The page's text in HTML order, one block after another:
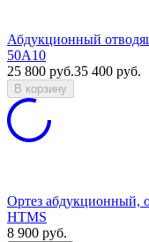
Абдукционный
50A10
25 800 руб.35 400 руб.
В корзину
Ортез абдукционный,
HTMS
8 900 руб.